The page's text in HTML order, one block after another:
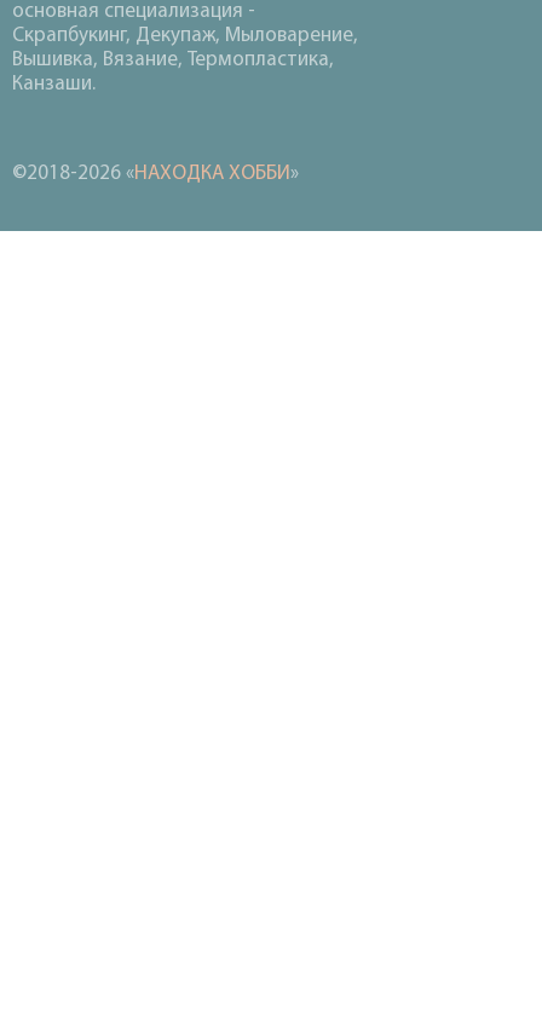
основная специализация -
Скрапбукинг, Декупаж, Мыловарение,
Вышивка, Вязание, Термопластика,
Канзаши.
©2018-2026 «НАХОДКА ХОББИ»